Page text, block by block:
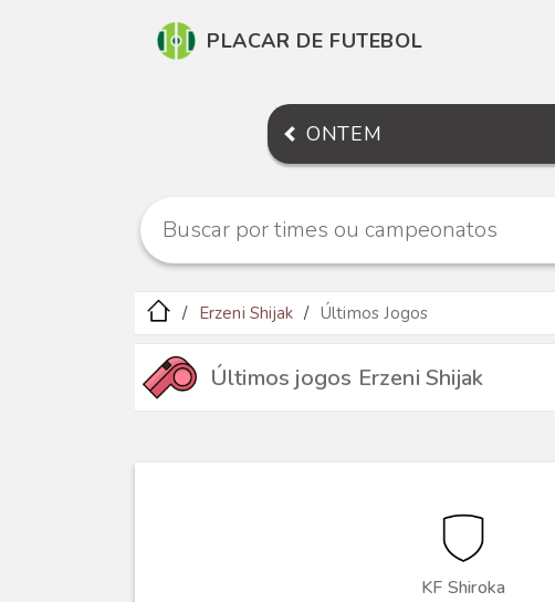
PLACAR DE FUTEBOL
ONTEM
Erzeni Shijak Últimos Jogos
Últimos jogos Erzeni Shijak
KF Shiroka